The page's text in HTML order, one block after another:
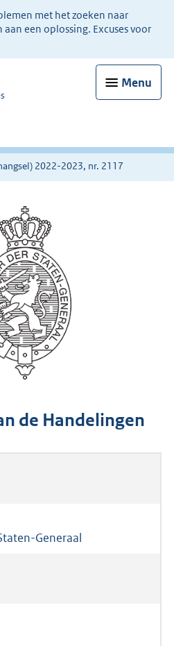
met het zoeken naar
een oplossing. Excuses voor
Menu
2022-2023, nr. 2117
de Handelingen
Generaal